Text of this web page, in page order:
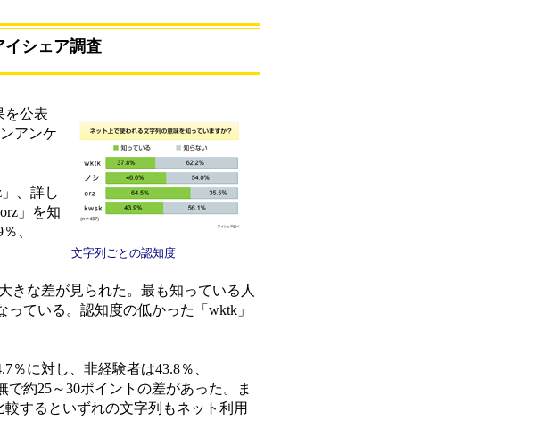
イシェア調査
文字列ごとの認知度
を公表
アンケ
、詳し
」を知
、
な差が見られた。最も知っている人
ている。認知度の低かった「wktk」
に対し、非経験者は43.8％、
で約25～30ポイントの差があった。ま
するといずれの文字列もネット利用